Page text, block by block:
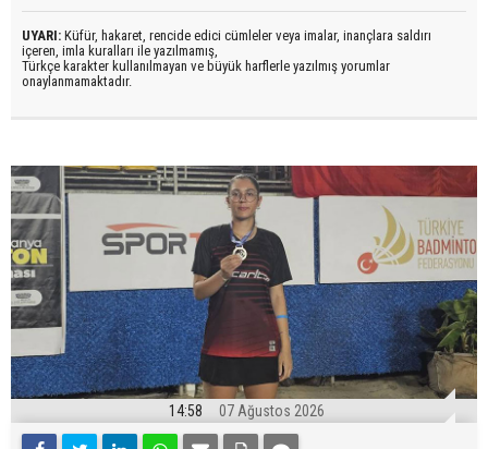
UYARI: Küfür, hakaret, rencide edici cümleler veya imalar, inançlara saldırı
içeren, imla kuralları ile yazılmamış,
Türkçe karakter kullanılmayan ve büyük harflerle yazılmış yorumlar
onaylanmamaktadır.
14:58 07 Ağustos 2026